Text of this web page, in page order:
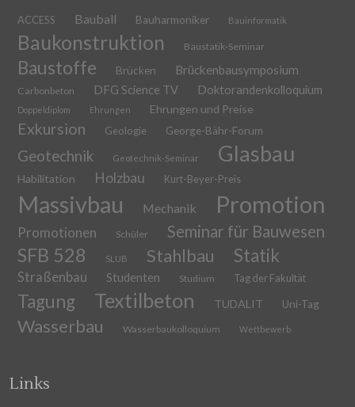
ACCESS Bauball Bauharmoniker Bauinformatik
Baukonstruktion Baustatik-Seminar
Baustoffe Brücken Brückenbausymposium
Carbonbeton DFG Science TV Doktorandenkolloquium
Doppeldiplom Ehrungen Ehrungen und Preise
Exkursion Geologie George-Bähr-Forum
Geotechnik Geotechnik-Seminar Glasbau
Habilitation Holzbau Kurt-Beyer-Preis
Massivbau Mechanik Promotion
Promotionen Schüler Seminar für Bauwesen
SFB 528 SLUB Stahlbau Statik
Straßenbau Studenten Studium Tag der Fakultät
Tagung Textilbeton TUDALIT Uni-Tag
Wasserbau Wasserbaukolloquium Wettbewerb
Links